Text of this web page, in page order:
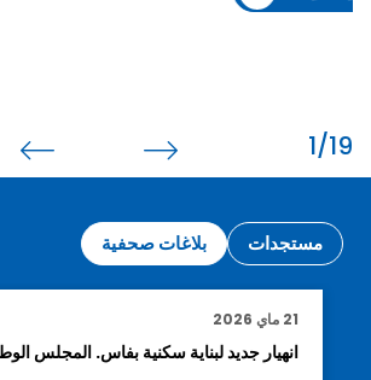
2/19
بلاغات صحفية مستجدات
21 ماي 2026
انهيار جديد لبناية سكنية بفاس. المجلس